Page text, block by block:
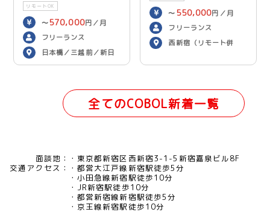
リモートOK
〜 570,000円／月
フリーランス
日本橋／三越前／新日
本橋（リモート併用）
〜 550,000円／月
フリーランス
西新宿（リモート併
全てのCOBOL新着一覧
面談地：
東京都新宿区西新宿3-1-5新宿嘉泉ビル8F
交通アクセス：
都営大江戸線新宿駅徒歩5分
小田急線新宿駅徒歩10分
JR新宿駅徒歩10分
都営新宿線新宿駅徒歩5分
京王線新宿駅徒歩10分